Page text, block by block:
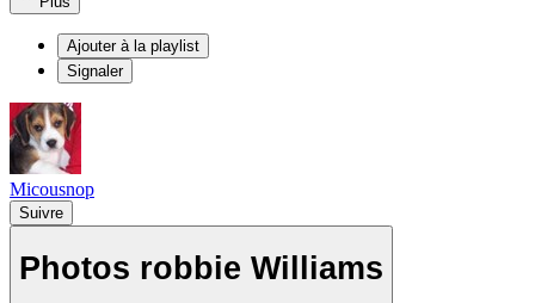
Ajouter à la playlist
Signaler
Micousnop
Suivre
Photos robbie Williams